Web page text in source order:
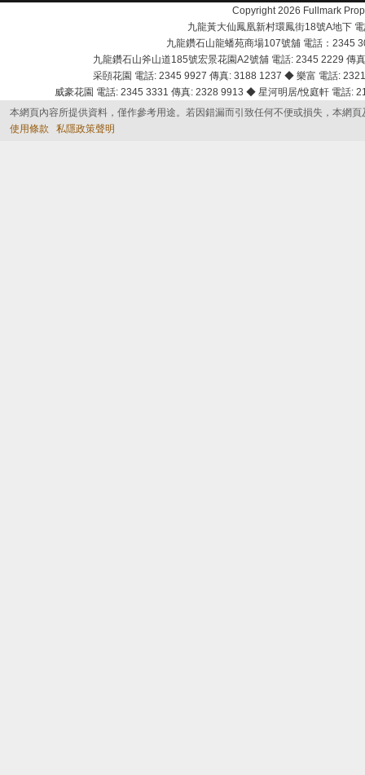
Copyright 2026 Fullmark
九龍黃大仙鳳凰新村環鳳街18號A地下
九龍鑽石山龍蟠苑商場107號舖 電話：2345
九龍鑽石山斧山道185號宏景花園A2號舖 電話: 2345 2229
采頣花園 電話: 2345 9927 傳真: 3188 1237 ◆ 樂富 電話:
威豪花園 電話: 2345 3331 傳真: 2328 9913 ◆ 星河明居/悅庭軒 電話
本網頁內容所提供資料，僅作參考用途。若因錯漏而引致任何不便或損失，本網
使用條款
私隱政策聲明